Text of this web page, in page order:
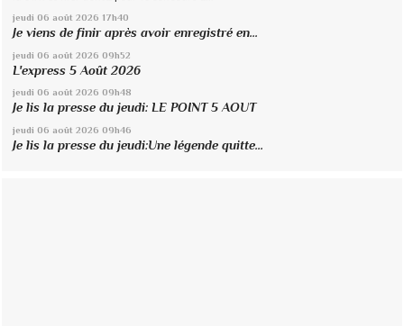
jeudi 06 août 2026 17h40
Je viens de finir après avoir enregistré en...
jeudi 06 août 2026 09h52
L'express 5 Août 2026
jeudi 06 août 2026 09h48
Je lis la presse du jeudi: LE POINT 5 AOUT
jeudi 06 août 2026 09h46
Je lis la presse du jeudi:Une légende quitte...